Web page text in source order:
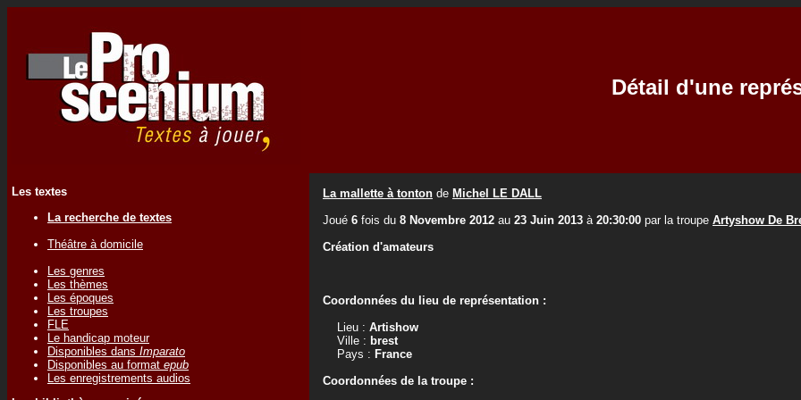
Détail d'une
Les textes
La recherche de textes
Théâtre à domicile
Les genres
Les thèmes
Les époques
Les troupes
FLE
Le handicap moteur
Disponibles dans Imparato
Disponibles au format epub
Les enregistrements audios
La mallette à tonton de Michel LE DALL
Joué 6 fois du 8 Novembre 2012 au 23 Juin 2013 à 20:30:00 par la troupe Artyshow De
Création d'amateurs
Coordonnées du lieu de représentation :
Lieu : Artishow
Ville : brest
Pays : France
Coordonnées de la troupe :